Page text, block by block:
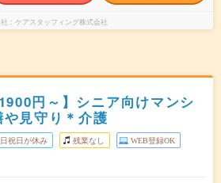
ケアスタッフィング株式会社
円～】シニア向けマンシ
見守り＊介護
祝日が休み 残業なし WEB登録OK